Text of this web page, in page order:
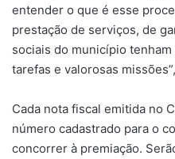
entender o que é esse
prestação de serviços, de
sociais do município
tarefas e valorosas
Cada nota fiscal emitida no
número cadastrado para o
concorrer à premiação.